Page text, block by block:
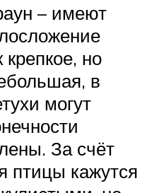
– имеют
крепкое, но
в
могут
За счёт
птицы кажутся